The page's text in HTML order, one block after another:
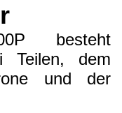
besteht
Teilen, dem
und der